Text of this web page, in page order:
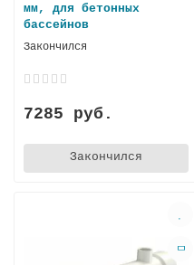
мм, для бетонных
бассейнов
Закончился
7285 руб.
Закончился